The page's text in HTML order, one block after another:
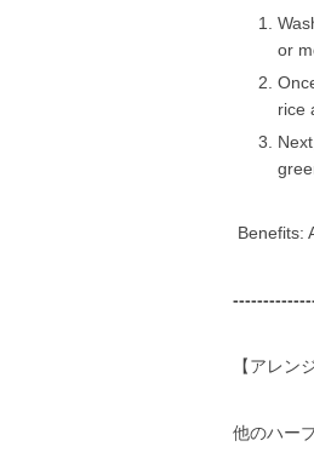
or
rice
Benefits:
【アレン
他のハー